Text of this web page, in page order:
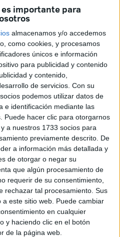
importante para
almacenamos y/o accedemos
como cookies, y procesamos
únicos e información
para publicidad y contenido
y contenido,
de servicios. Con su
podemos utilizar datos de
e identificación mediante las
Puede hacer clic para otorgarnos
a nuestros 1733 socios para
previamente descrito. De
a información más detallada y
de otorgar o negar su
que algún procesamiento de
requerir de su consentimiento,
rechazar tal procesamiento. Sus
este sitio web. Puede cambiar
en cualquier
y haciendo clic en el botón
de la página web.
ha acogido este sábado
fue localizado el
el Sarchal.Latumba 5217
de que no se haya
.
que se trataba deun
a 30 años, que había
nado.
al traslado del cuerpo
Embareken dondese le ha
permanecen enterrados
mismo año,un 2025 terrible
el mar.